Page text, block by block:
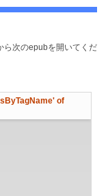
次のepubを開いてくだ